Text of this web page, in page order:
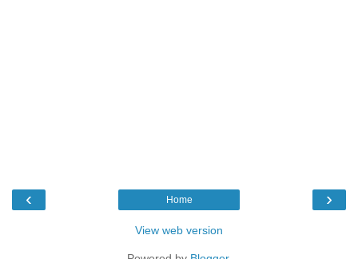
‹ ›
Home
View web version